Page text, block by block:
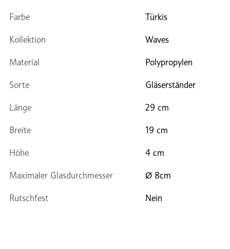
Farbe Türkis
Kollektion Waves
Material Polypropylen
Sorte Gläserständer
Länge 29 cm
Breite 19 cm
Höhe 4 cm
Maximaler Glasdurchmesser Ø 8cm
Rutschfest Nein